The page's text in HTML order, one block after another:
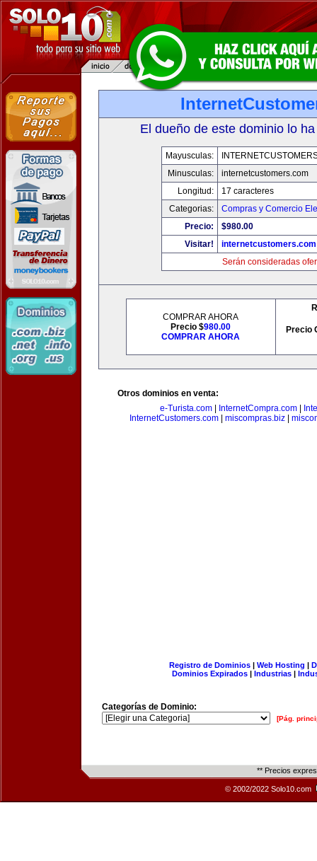
El dueño de este dominio lo
Mayusculas:
Minusculas:
internetcustomers.com
Longitud:
17 caracteres
Categorias:
Compras y Comercio
Precio:
$980.00
Visitar!
internetcustomers.com
Serán consideradas
COMPRAR AHORA
Precio $980.00
COMPRAR AHORA
Precio
Otros dominios en venta:
e-Turista.com
InternetCompra.com
InternetCustomers.com| miscompras.biz|
Registro de Dominios| Web Hosting |
Dominios Expirados | Industrias |
Categorías de Dominio:
[Pág.
** Precios
© 2002/2022 Solo10.com